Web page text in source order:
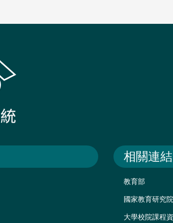
相關連結
教育部
國家教育研究院
大學校院課程